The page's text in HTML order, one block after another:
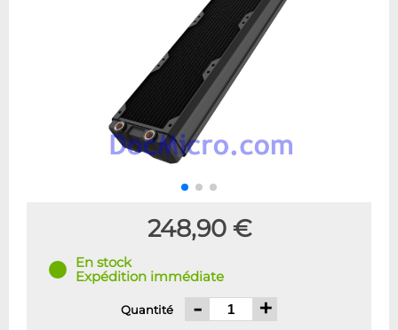
248,90 €
En stock
Expédition immédiate
Quantité - +